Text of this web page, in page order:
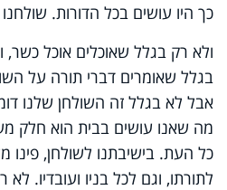
כך היו עושים בכל הדורות.
ולא רק בגלל שאוכלים אוכל כשר,
בגלל שאומרים דברי תורה על
אבל לא בגלל זה השולחן שלנו
מה שאנו עושים בבית הוא חלק
כל העת. בישיבתנו לשולחן,
לתורתו, וגם לכל בניו ועובדיו.